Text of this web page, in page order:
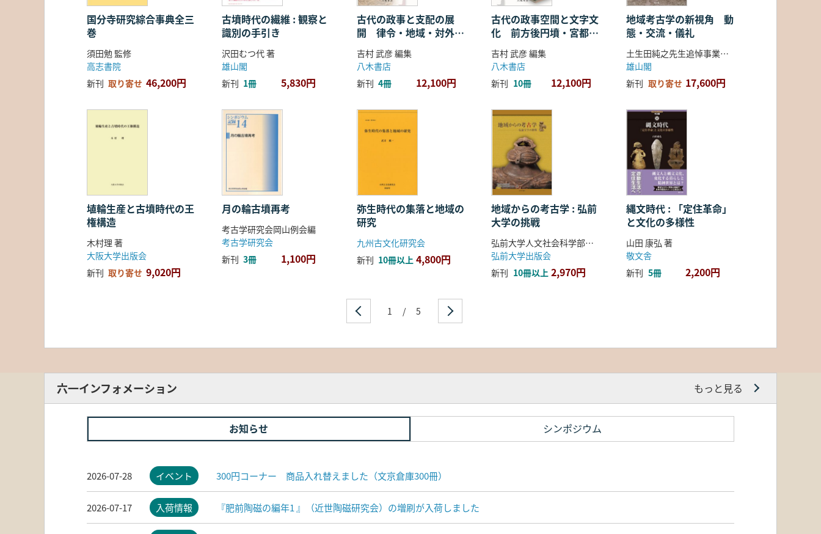
国分寺研究綜合事典全三
巻
須田勉 監修
高志書院
新刊 取り寄せ 46,200円
古墳時代の繊維 : 観察と
識別の手引き
沢田むつ代 著
雄山閣
新刊 1冊 5,830円
古代の政事と支配の展
開 律令・地域・対外関
係
吉村 武彦 編集
八木書店
新刊 4冊 12,100円
古代の政事空間と文字文
化 前方後円墳・宮都・
ことば
吉村 武彦 編集
八木書店
新刊 10冊 12,100円
地域考古学の新視角 動
態・交流・儀礼
土生田純之先生追悼事業会 編
雄山閣
新刊 取り寄せ 17,600円
埴輪生産と古墳時代の王
権構造
木村理 著
大阪大学出版会
新刊 取り寄せ 9,020円
月の輪古墳再考
考古学研究会岡山例会編
考古学研究会
新刊 3冊 1,100円
弥生時代の集落と地域の
研究
九州古文化研究会
新刊 10冊以上 4,800円
地域からの考古学 : 弘前
大学の挑戦
弘前大学人文社会科学部北日本考古学研究センター 編
弘前大学出版会
新刊 10冊以上 2,970円
縄文時代 : 「定住革命」
と文化の多様性
山田 康弘 著
敬文舎
新刊 5冊 2,200円
1 / 5
六一インフォメーション もっと見る
お知らせ シンポジウム
2026-07-28 イベント 300円コーナー 商品入れ替えました（文京倉庫300冊）
2026-07-17 入荷情報 『肥前陶磁の編年1 』（近世陶磁研究会）の増刷が入荷しました